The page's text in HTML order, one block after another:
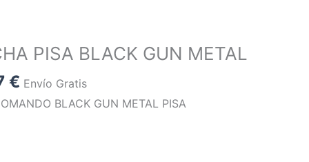
PISA BLACK GUN METAL
€.
€
precio
actual
es:
129,87 €.
Envío Gratis
BLACK GUN METAL PISA